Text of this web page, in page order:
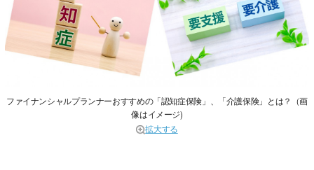
ファイナンシャルプランナーおすすめの「認知症保険」、「介護保険」とは？（画
像はイメージ)
拡大する